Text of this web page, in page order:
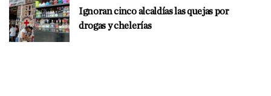
Ignoran cinco alcaldías las quejas por
drogas y chelerías